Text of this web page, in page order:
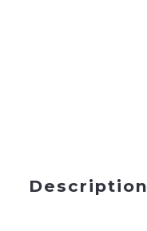
Description